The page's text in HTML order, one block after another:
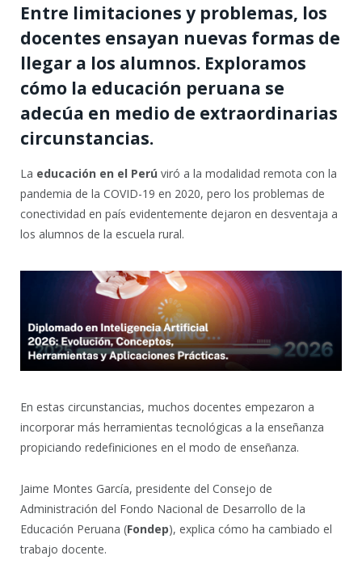
Entre limitaciones y problemas, los
docentes ensayan nuevas formas de
llegar a los alumnos. Exploramos
cómo la educación peruana se
adecúa en medio de extraordinarias
circunstancias.
La educación en el Perú viró a la modalidad remota con la
pandemia de la COVID-19 en 2020, pero los problemas de
conectividad en país evidentemente dejaron en desventaja a
los alumnos de la escuela rural.
En estas circunstancias, muchos docentes empezaron a
incorporar más herramientas tecnológicas a la enseñanza
propiciando redefiniciones en el modo de enseñanza.
Jaime Montes García, presidente del Consejo de
Administración del Fondo Nacional de Desarrollo de la
Educación Peruana (Fondep), explica cómo ha cambiado el
trabajo docente.